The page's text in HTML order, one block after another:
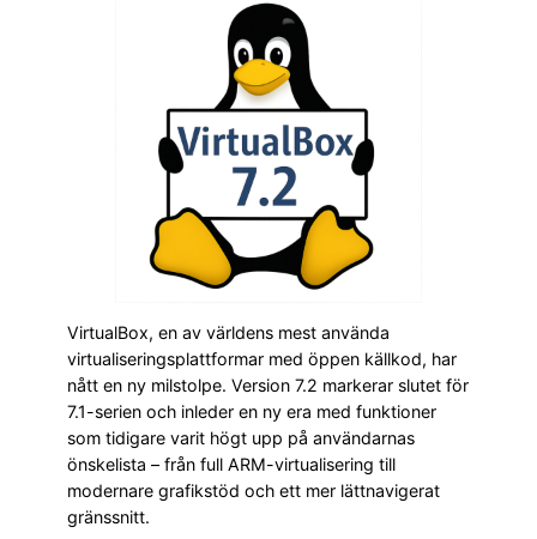
VirtualBox, en av världens mest använda
virtualiseringsplattformar med öppen källkod, har
nått en ny milstolpe. Version 7.2 markerar slutet för
7.1-serien och inleder en ny era med funktioner
som tidigare varit högt upp på användarnas
önskelista – från full ARM-virtualisering till
modernare grafikstöd och ett mer lättnavigerat
gränssnitt.